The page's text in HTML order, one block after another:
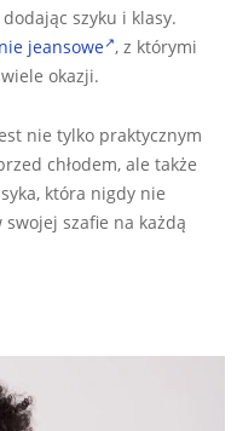
szyku i klasy.
jeansowe , z którymi
okazji.
nie tylko praktycznym
chłodem, ale także
która nigdy nie
szafie na każdą